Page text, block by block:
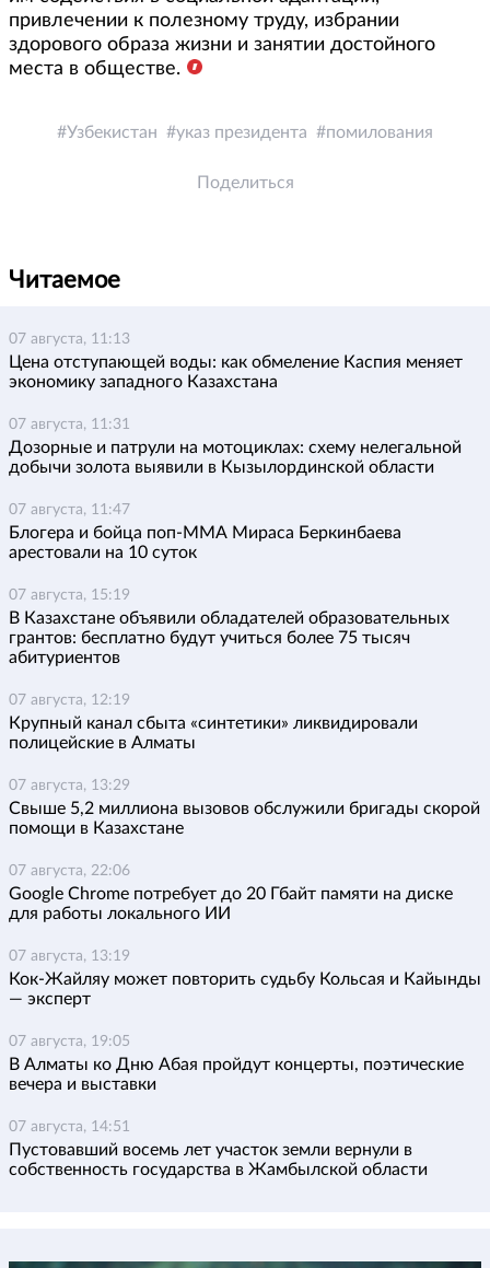
привлечении к полезному труду, избрании
здорового образа жизни и занятии достойного
места в обществе.
Узбекистан указ президента помилования
Поделиться
Читаемое
07 августа, 11:13
Цена отступающей воды: как обмеление Каспия меняет
экономику западного Казахстана
07 августа, 11:31
Дозорные и патрули на мотоциклах: схему нелегальной
добычи золота выявили в Кызылординской области
07 августа, 11:47
Блогера и бойца поп-ММА Мираса Беркинбаева
арестовали на 10 суток
07 августа, 15:19
В Казахстане объявили обладателей образовательных
грантов: бесплатно будут учиться более 75 тысяч
абитуриентов
07 августа, 12:19
Крупный канал сбыта «синтетики» ликвидировали
полицейские в Алматы
07 августа, 13:29
Свыше 5,2 миллиона вызовов обслужили бригады скорой
помощи в Казахстане
07 августа, 22:06
Google Chrome потребует до 20 Гбайт памяти на диске
для работы локального ИИ
07 августа, 13:19
Кок-Жайляу может повторить судьбу Кольсая и Кайынды
— эксперт
07 августа, 19:05
В Алматы ко Дню Абая пройдут концерты, поэтические
вечера и выставки
07 августа, 14:51
Пустовавший восемь лет участок земли вернули в
собственность государства в Жамбылской области